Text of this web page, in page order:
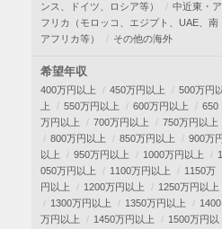
ンス、ドイツ、ロシア等）
中近東・ア
フリカ（モロッコ、エジプト、UAE、南
アフリカ等）
その他の海外
希望年収
400万円以上 450万円以上
500万円以
上
550万円以上 600万円以上
650
万円以上
700万円以上
750万円以上
800万円以上
850万円以上
900万
以上
950万円以上 1000万円以上
1
050万円以上
1100万円以上
1150万
円以上
1200万円以上
1250万円以上
1300万円以上
1350万円以上
1400
万円以上
1450万円以上
1500万円以